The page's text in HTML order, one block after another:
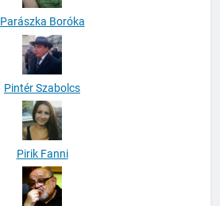
Parászka Boróka
Pintér Szabolcs
Pirik Fanni